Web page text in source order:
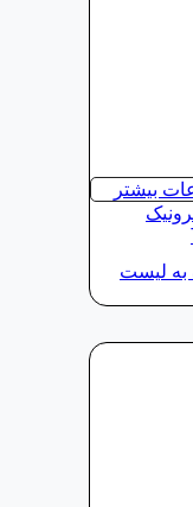
بیشتر
به لیست